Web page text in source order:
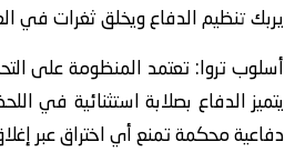
يربك تنظيم الدفاع ويخلق ثغرات في
أسلوب تروا:
يتميز الدفاع بصلابة استثنائية في
دفاعية محكمة تمنع أي اختراق عبر إغلاق